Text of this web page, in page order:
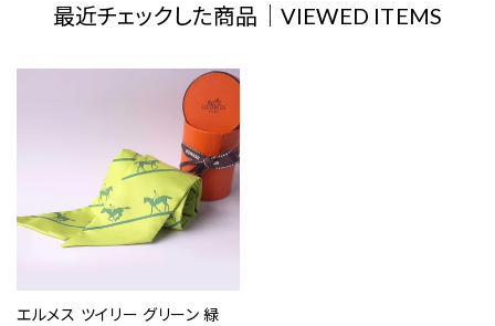
最近チェックした商品｜VIEWED ITEMS
エルメス ツイリー グリーン 緑